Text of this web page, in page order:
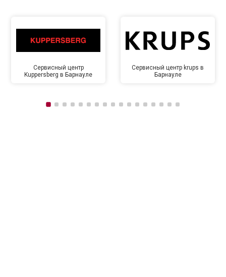
Сервисный центр
Kuppersberg в Барнауле
Сервисный центр krups в
Барнауле